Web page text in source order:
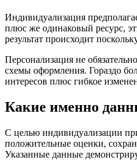
Индивидуализация
плюс же одинаковый ресурс,
результат происходит
Персонализация не
схемы оформления. Гораздо
интересов плюс гибкое
Какие именно
С целью индивидуализации
положительные оценки,
Указанные данные